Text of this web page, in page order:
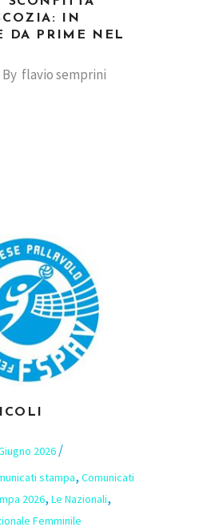
IN
DA PRIME NEL
By flavio semprini
2026
stampa, Comunicati
2026, Le Nazionali,
Femminile